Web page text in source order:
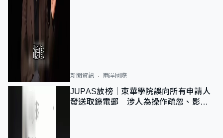
新聞資訊 兩岸國際
JUPAS放榜｜東華學院誤向所有申請人
發送取錄電郵 涉人為操作疏忽、影響